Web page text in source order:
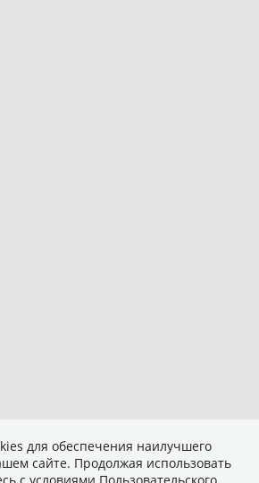
для обеспечения наилучшего
сайте. Продолжая использовать